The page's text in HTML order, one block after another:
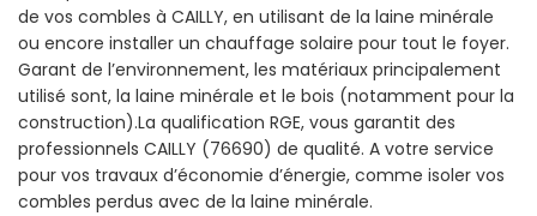
de vos combles à CAILLY, en utilisant de la laine minérale
ou encore installer un chauffage solaire pour tout le foyer.
Garant de l’environnement, les matériaux principalement
utilisé sont, la laine minérale et le bois (notamment pour la
construction).La qualification RGE, vous garantit des
professionnels CAILLY (76690) de qualité. A votre service
pour vos travaux d’économie d’énergie, comme isoler vos
combles perdus avec de la laine minérale.